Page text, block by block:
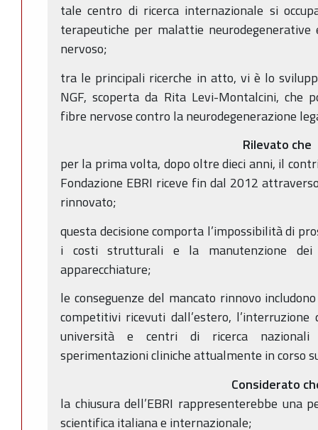
tale centro di ricerca internazionale si
terapeutiche per malattie
nervoso;
tra le principali ricerche in atto, vi è lo
NGF, scoperta da Rita Levi-Montalcini, che
fibre nervose contro la neurodegenerazione
Rilevato che
per la prima volta, dopo oltre dieci anni, il
Fondazione EBRI riceve fin dal 2012
rinnovato;
questa decisione comporta l’impossibilità di
i costi strutturali e la manutenzione
apparecchiature;
le conseguenze del mancato rinnovo
competitivi ricevuti dall’estero,
università e centri di ricerca
sperimentazioni cliniche attualmente in corso
Considerato
la chiusura dell’EBRI rappresenterebbe una
scientifica italiana e internazionale;